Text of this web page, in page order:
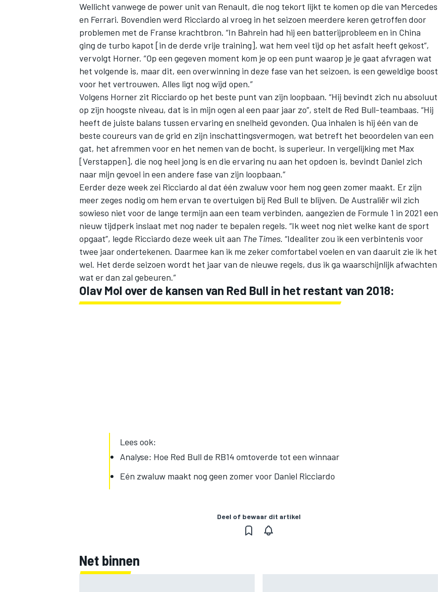
Wellicht vanwege de power unit van Renault, die nog tekort lijkt te komen op die van Mercedes
en Ferrari. Bovendien werd Ricciardo al vroeg in het seizoen meerdere keren getroffen door
problemen met de Franse krachtbron. “In Bahrein had hij een batterijprobleem en in China
ging de turbo kapot [in de derde vrije training], wat hem veel tijd op het asfalt heeft gekost”,
vervolgt Horner. “Op een gegeven moment kom je op een punt waarop je je gaat afvragen wat
het volgende is, maar dit, een overwinning in deze fase van het seizoen, is een geweldige boost
voor het vertrouwen. Alles ligt nog wijd open.”
Volgens Horner zit Ricciardo op het beste punt van zijn loopbaan. “Hij bevindt zich nu absoluut
op zijn hoogste niveau, dat is in mijn ogen al een paar jaar zo”, stelt de Red Bull-teambaas. “Hij
heeft de juiste balans tussen ervaring en snelheid gevonden. Qua inhalen is hij één van de
beste coureurs van de grid en zijn inschattingsvermogen, wat betreft het beoordelen van een
gat, het afremmen voor en het nemen van de bocht, is superieur. In vergelijking met Max
[Verstappen], die nog heel jong is en die ervaring nu aan het opdoen is, bevindt Daniel zich
naar mijn gevoel in een andere fase van zijn loopbaan.”
Eerder deze week zei Ricciardo al dat één zwaluw voor hem nog geen zomer maakt. Er zijn
meer zeges nodig om hem ervan te overtuigen bij Red Bull te blijven. De Australiër wil zich
sowieso niet voor de lange termijn aan een team verbinden, aangezien de Formule 1 in 2021 een
nieuw tijdperk inslaat met nog nader te bepalen regels. “Ik weet nog niet welke kant de sport
opgaat”, legde Ricciardo deze week uit aan The Times. “Idealiter zou ik een verbintenis voor
twee jaar ondertekenen. Daarmee kan ik me zeker comfortabel voelen en van daaruit zie ik het
wel. Het derde seizoen wordt het jaar van de nieuwe regels, dus ik ga waarschijnlijk afwachten
wat er dan zal gebeuren.”
Olav Mol over de kansen van Red Bull in het restant van 2018:
Lees ook:
Analyse: Hoe Red Bull de RB14 omtoverde tot een winnaar
Eén zwaluw maakt nog geen zomer voor Daniel Ricciardo
Deel of bewaar dit artikel
Net binnen